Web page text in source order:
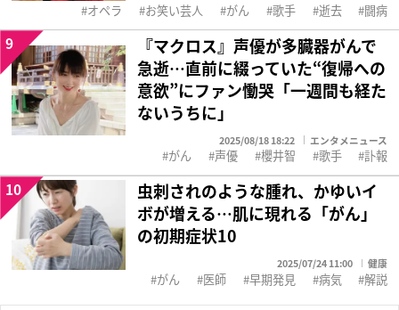
オペラ お笑い芸人 がん 歌手 逝去 闘病
『マクロス』声優が多臓器がんで
急逝…直前に綴っていた“復帰への
意欲”にファン慟哭「一週間も経た
ないうちに」
2025/08/18 18:22 エンタメニュース
9
がん 声優 櫻井智 歌手 訃報
虫刺されのような腫れ、かゆいイ
ボが増える…肌に現れる「がん」
の初期症状10
2025/07/24 11:00 健康
10
がん 医師 早期発見 病気 解説